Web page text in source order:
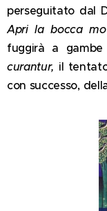
perseguitato dal
Apri la bocca
fuggirà a
curantur, il
con successo,